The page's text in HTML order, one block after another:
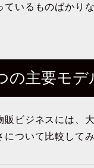
いるものばかり
の主要モデ
ビジネスには、
ついて比較してみ